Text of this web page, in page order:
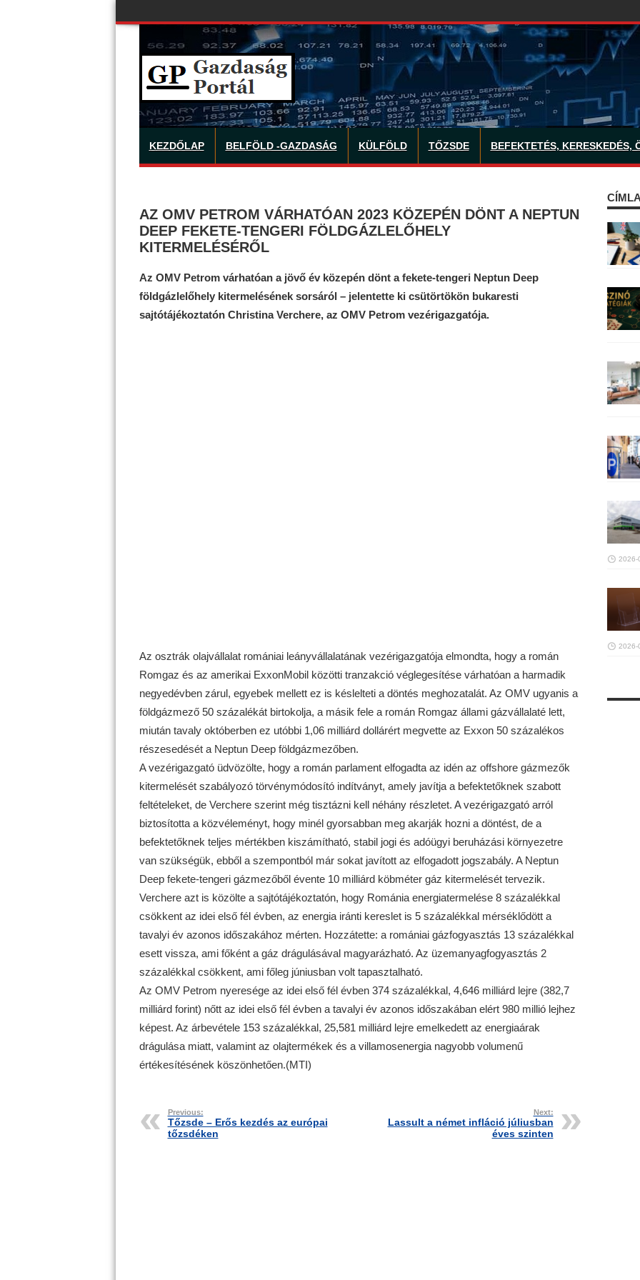
KEZDŐLAP BELFÖLD -GAZDASÁG KÜLFÖLD TŐZSDE BEFEKTETÉS, KERESKEDÉS,
AZ OMV PETROM VÁRHATÓAN 2023 KÖZEPÉN DÖNT A NEPTUN
DEEP FEKETE-TENGERI FÖLDGÁZLELŐHELY
KITERMELÉSÉRŐL
Az OMV Petrom várhatóan a jövő év közepén dönt a fekete-tengeri Neptun Deep
földgázlelőhely kitermelésének sorsáról – jelentette ki csütörtökön bukaresti
sajtótájékoztatón Christina Verchere, az OMV Petrom vezérigazgatója.
Az osztrák olajvállalat romániai leányvállalatának vezérigazgatója elmondta, hogy a román
Romgaz és az amerikai ExxonMobil közötti tranzakció véglegesítése várhatóan a harmadik
negyedévben zárul, egyebek mellett ez is késlelteti a döntés meghozatalát. Az OMV ugyanis a
földgázmező 50 százalékát birtokolja, a másik fele a román Romgaz állami gázvállalaté lett,
miután tavaly októberben ez utóbbi 1,06 milliárd dollárért megvette az Exxon 50 százalékos
részesedését a Neptun Deep földgázmezőben.
A vezérigazgató üdvözölte, hogy a román parlament elfogadta az idén az offshore gázmezők
kitermelését szabályozó törvénymódosító indítványt, amely javítja a befektetőknek szabott
feltételeket, de Verchere szerint még tisztázni kell néhány részletet. A vezérigazgató arról
biztosította a közvéleményt, hogy minél gyorsabban meg akarják hozni a döntést, de a
befektetőknek teljes mértékben kiszámítható, stabil jogi és adóügyi beruházási környezetre
van szükségük, ebből a szempontból már sokat javított az elfogadott jogszabály. A Neptun
Deep fekete-tengeri gázmezőből évente 10 milliárd köbméter gáz kitermelését tervezik.
Verchere azt is közölte a sajtótájékoztatón, hogy Románia energiatermelése 8 százalékkal
csökkent az idei első fél évben, az energia iránti kereslet is 5 százalékkal mérséklődött a
tavalyi év azonos időszakához mérten. Hozzátette: a romániai gázfogyasztás 13 százalékkal
esett vissza, ami főként a gáz drágulásával magyarázható. Az üzemanyagfogyasztás 2
százalékkal csökkent, ami főleg júniusban volt tapasztalható.
Az OMV Petrom nyeresége az idei első fél évben 374 százalékkal, 4,646 milliárd lejre (382,7
milliárd forint) nőtt az idei első fél évben a tavalyi év azonos időszakában elért 980 millió lejhez
képest. Az árbevétele 153 százalékkal, 25,581 milliárd lejre emelkedett az energiaárak
drágulása miatt, valamint az olajtermékek és a villamosenergia nagyobb volumenű
értékesítésének köszönhetően.(MTI)
Previous:
Tőzsde – Erős kezdés az európai
tőzsdéken
Next:
Lassult a német infláció júliusban
éves szinten
2026-
2026-